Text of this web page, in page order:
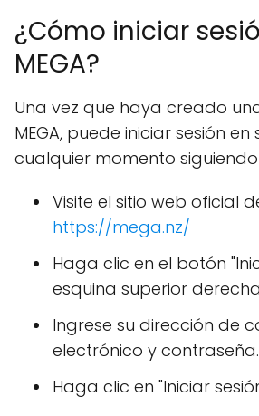
¿Cómo iniciar
MEGA?
Una vez que haya creado
MEGA, puede iniciar sesión
cualquier momento
Visite el sitio web oficial
https://mega.nz/
Haga clic en el botón
esquina superior
Ingrese su dirección de
electrónico y contraseña.
Haga clic en "Iniciar